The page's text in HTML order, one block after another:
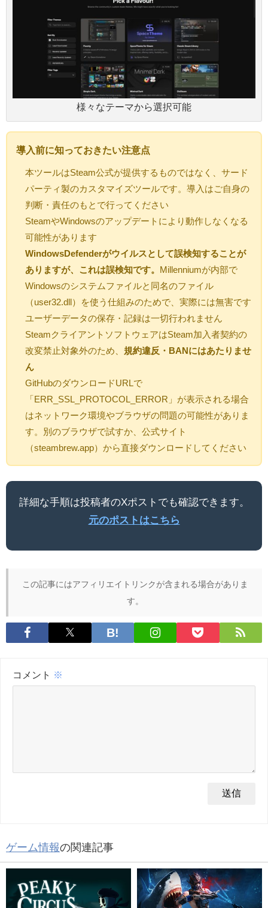
様々なテーマから選択可能
導入前に知っておきたい注意点
本ツールはSteam公式が提供するものではなく、サード
パーティ製のカスタマイズツールです。導入はご自身の
判断・責任のもとで行ってください
SteamやWindowsのアップデートにより動作しなくなる
可能性があります
WindowsDefenderがウイルスとして誤検知することが
ありますが、これは誤検知です。
Millenniumが内部で
Windowsのシステムファイルと同名のファイル
（user32.dll）を使う仕組みのためで、実際には無害です
ユーザーデータの保存・記録は一切行われません
SteamクライアントソフトウェアはSteam加入者契約の
改変禁止対象外のため、 規約違反・BANにはあたりませ
ん
GitHubのダウンロードURLで
「ERR_SSL_PROTOCOL_ERROR」が表示される場合
はネットワーク環境やブラウザの問題の可能性がありま
す。別のブラウザで試すか、公式サイト
（steambrew.app）から直接ダウンロードしてください
詳細な手順は投稿者のXポストでも確認できます。
元のポストはこちら
この記事にはアフィリエイトリンクが含まれる場合がありま
す。
コメント ※
ゲーム情報の関連記事